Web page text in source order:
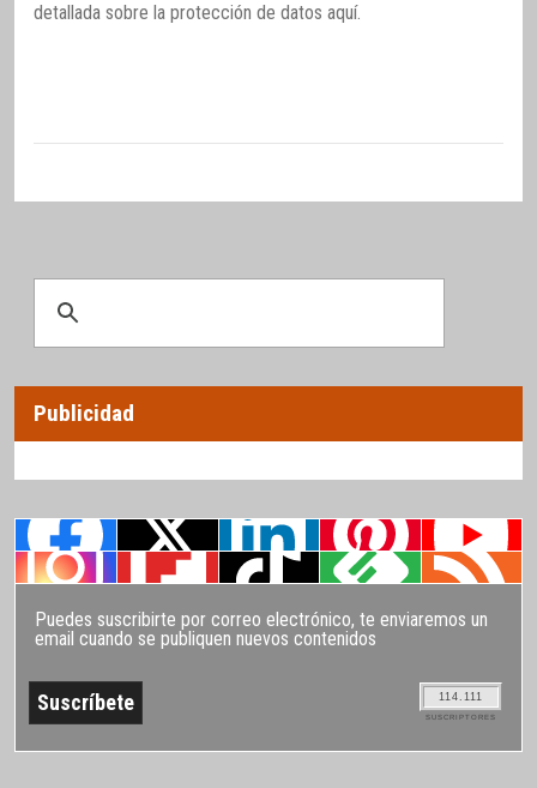
detallada sobre la protección de datos aquí.
Publicidad
Puedes suscribirte por correo electrónico, te enviaremos un
email cuando se publiquen nuevos contenidos
114.111
SUSCRIPTORES